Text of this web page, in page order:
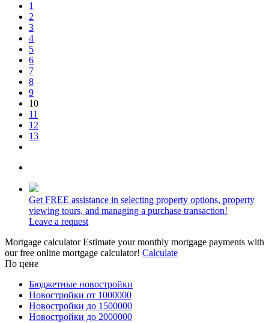
1
2
3
4
5
6
7
8
9
10
11
12
13
GetFREE assistance in selecting property options, property
viewing tours, and managing a purchase transaction!
Leave a request
Mortgage calculator Estimate your monthly mortgage payments with
our free online mortgage calculator! Calculate
По цене
Бюджетные новостройки
Новостройки от 1000000
Новостройки до 1500000
Новостройки до 2000000